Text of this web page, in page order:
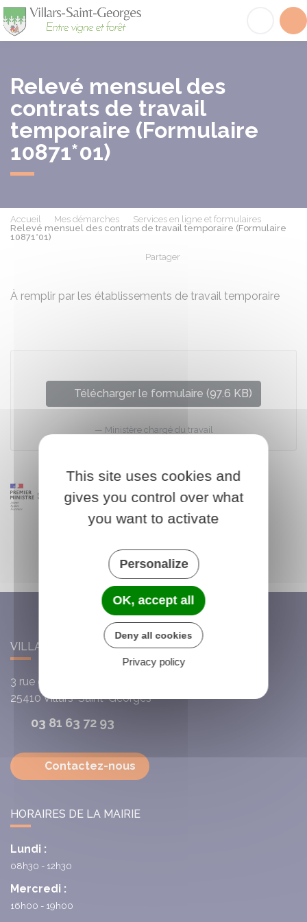
Relevé mensuel des
contrats de travail
temporaire (Formulaire
10871*01)
Accueil Mes démarches
Services en ligne et formulaires
Relevé mensuel des contrats de travail temporaire (Formulaire
10871*01)
Partager
À remplir par les établissements de travail temporaire
Télécharger le formulaire (97.6 KB)
Ministère chargé du travail
VILLARS-SAINT-GEORGES
3 rue de l'Église
25410Villars-Saint-Georges
03 81 63 72 93
Contactez-nous
HORAIRES DE LA MAIRIE
Lundi :
08h30 - 12h30
Mercredi :
16h00 - 19h00
This site uses cookies and
gives you control over what
you want to activate
Personalize
OK, accept all
Deny all cookies
Privacy policy